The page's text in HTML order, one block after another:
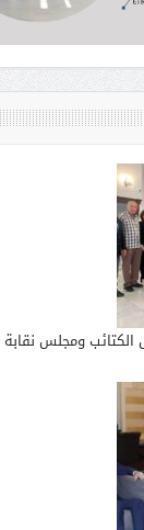
الكتائب ومجلس نقابة